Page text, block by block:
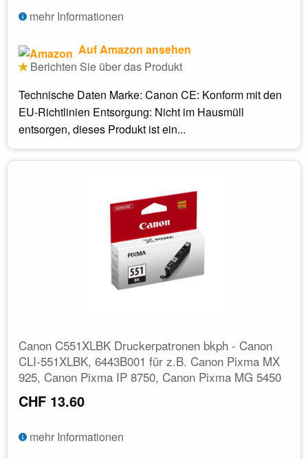
mehr Informationen
Auf Amazon ansehen
Berichten Sie über das Produkt
Technische Daten Marke: Canon CE: Konform mit den
EU-Richtlinien Entsorgung: Nicht im Hausmüll
entsorgen, dieses Produkt ist ein...
Canon C551XLBK Druckerpatronen bkph - Canon
CLI-551XLBK, 6443B001 für z.B. Canon Pixma MX
925, Canon Pixma IP 8750, Canon Pixma MG 5450
CHF 13.60
mehr Informationen